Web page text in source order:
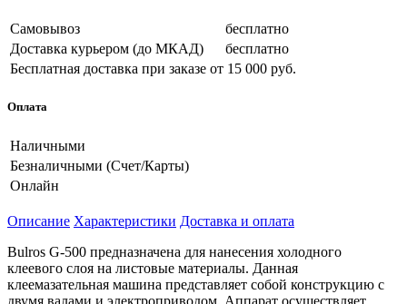
Самовывоз
бесплатно
Доставка курьером (до МКАД)
бесплатно
Бесплатная доставка при заказе от 15 000 руб.
Оплата
Наличными
Безналичными (Счет/Карты)
Онлайн
Описание Характеристики Доставка и оплата
Bulros G-500 предназначена для нанесения холодного
клеевого слоя на листовые материалы. Данная
клеемазательная машина представляет собой конструкцию с
двумя валами и электроприводом. Аппарат осуществляет